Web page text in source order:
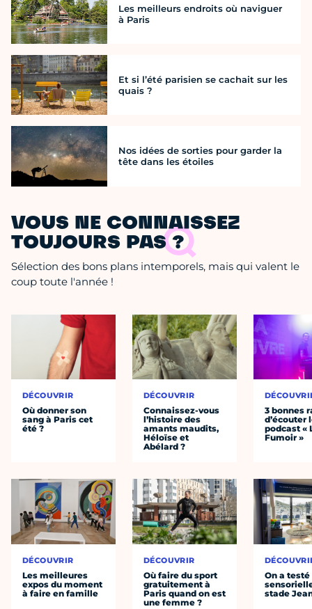
Les meilleurs endroits où naviguer
à Paris
Et si l’été parisien se cachait sur les
quais ?
Nos idées de sorties pour garder la
tête dans les étoiles
VOUS NE CONNAISSEZ
TOUJOURS PAS ?
Sélection des bons plans intemporels, mais qui valent le
coup toute l'année !
DÉCOUVRIR
Où donner son
sang à Paris cet
été ?
DÉCOUVRIR
Les meilleures
expos du moment
à faire en famille
DÉCOUVRIR
Connaissez-vous
l’histoire des
amants maudits,
Héloïse et
Abélard ?
DÉCOUVRIR
Où faire du sport
gratuitement à
Paris quand on est
une femme ?
3 bonnes
d’écouter
podcast «
Fumoir »
On a
stade